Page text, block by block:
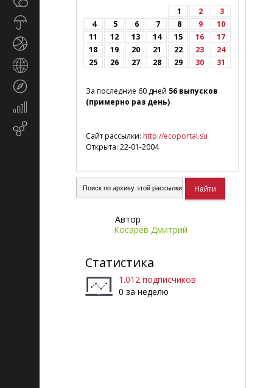
Экономика
маркетинг
1 2
3
4
5 6 7 8 9
10
11
12 13 14 15 16
17
18
19 20 21 22 23
24
25
26 27 28 29 30 31
За последние 60 дней 56 выпусков
(примерно раз день)
Сайт рассылки: http://ecoportal.su
Открыта: 22-01-2004
Автор
Косарев Дмитрий
Статистика
1.012 подписчиков
0 за неделю